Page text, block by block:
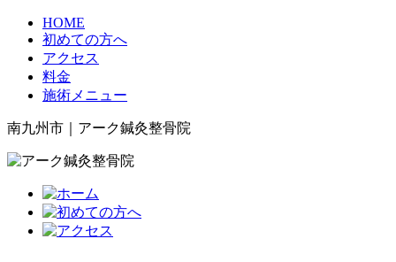
HOME
初めての方へ
アクセス
料金
施術メニュー
南九州市｜アーク鍼灸整骨院